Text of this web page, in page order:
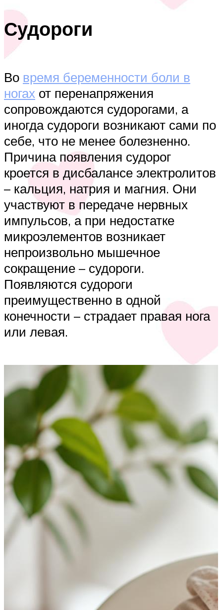
Судороги
Во время беременности боли в
ногах от перенапряжения
сопровождаются судорогами, а
иногда судороги возникают сами по
себе, что не менее болезненно.
Причина появления судорог
кроется в дисбалансе электролитов
– кальция, натрия и магния. Они
участвуют в передаче нервных
импульсов, а при недостатке
микроэлементов возникает
непроизвольно мышечное
сокращение – судороги.
Появляются судороги
преимущественно в одной
конечности – страдает правая нога
или левая.